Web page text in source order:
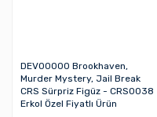
DEV00000 Brookhaven,
Murder Mystery, Jail Break
CRS Sürpriz Figüz - CRS0038
Erkol Özel Fiyatlı Ürün